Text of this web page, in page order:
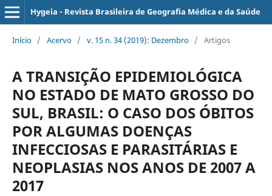
Hygeia - Revista Brasileira de Geografia Médica e da Saúde
Início / Acervo / v. 15 n. 34 (2019): Dezembro / Artigos
A TRANSIÇÃO EPIDEMIOLÓGICA
NO ESTADO DE MATO GROSSO DO
SUL, BRASIL: O CASO DOS ÓBITOS
POR ALGUMAS DOENÇAS
INFECCIOSAS E PARASITÁRIAS E
NEOPLASIAS NOS ANOS DE 2007 A
2017